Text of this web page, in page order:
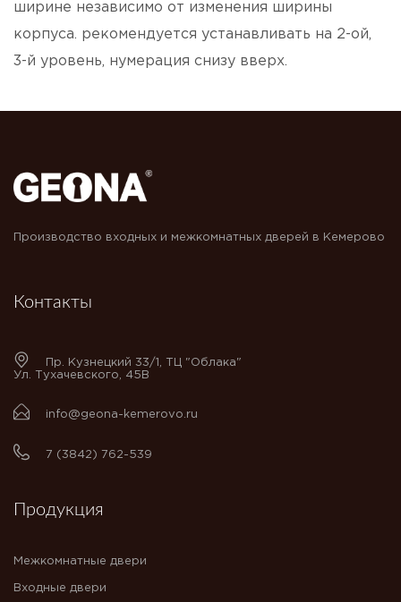
ширине независимо от изменения ширины
корпуса. рекомендуется устанавливать на 2-ой,
3-й уровень, нумерация снизу вверх.
Производство входных и межкомнатных дверей в Кемерово
Контакты
Пр. Кузнецкий 33/1, ТЦ "Облака"
Ул. Тухачевского, 45В
info@geona-kemerovo.ru
7 (3842) 762-539
Продукция
Межкомнатные двери
Входные двери